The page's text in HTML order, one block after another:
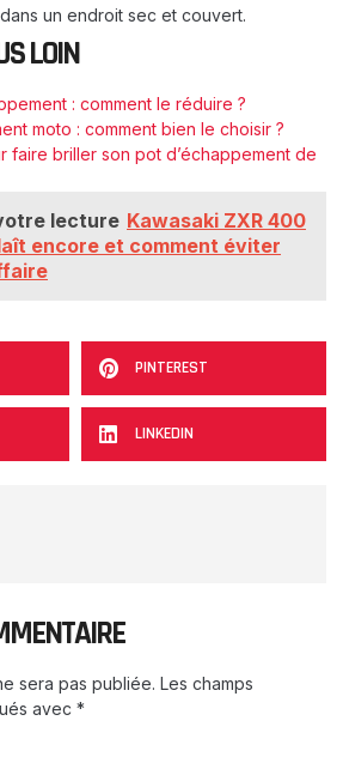
un endroit sec et couvert.
LOIN
: comment le réduire ?
moto : comment bien le choisir ?
faire briller son pot d’échappement de
lecture Kawasaki ZXR 400
encore et comment éviter
PINTEREST
LINKEDIN
sera pas publiée. Les champs
avec *